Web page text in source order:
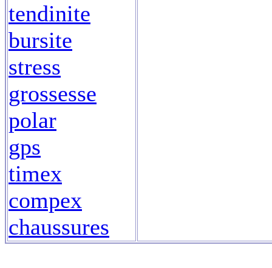
tendinite
bursite
stress
grossesse
polar
gps
timex
compex
chaussures